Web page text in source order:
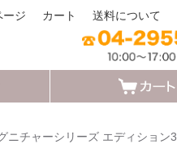
ージ カート 送料について
チャーシリーズ エディション3